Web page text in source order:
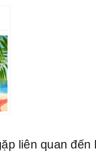
liên quan đến